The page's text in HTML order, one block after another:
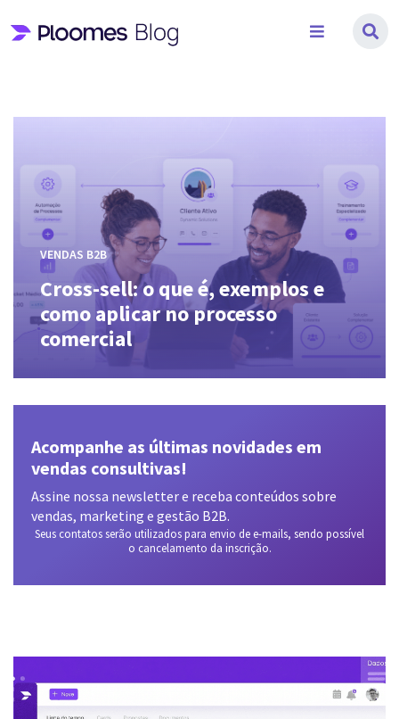
para
da
Saiba
tudo
sobre
vendas
complexas
VENDAS B2B
Cross-sell: o que é, exemplos e
como aplicar no processo
comercial
Acompanhe as últimas novidades em
vendas consultivas!
Assine nossa newsletter e receba conteúdos sobre
vendas, marketing e gestão B2B.
Seus contatos serão utilizados para envio de e-mails, sendo possível
o cancelamento da inscrição.